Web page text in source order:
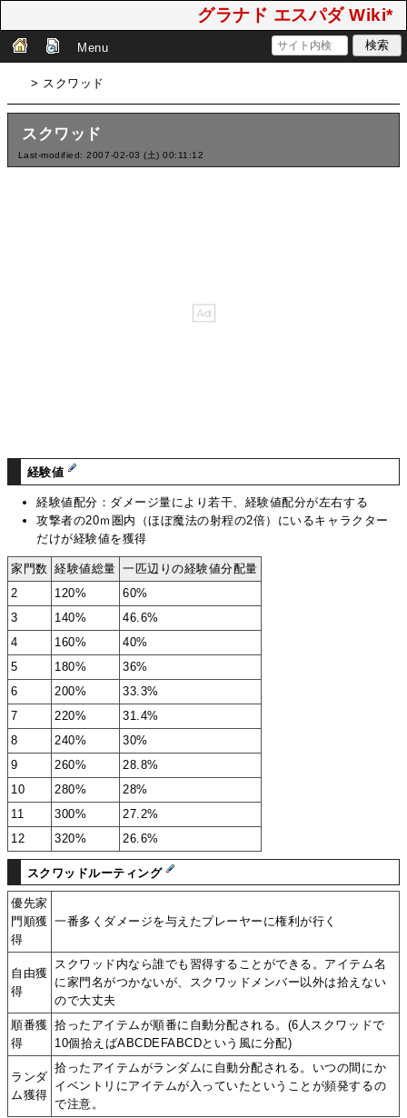
グラナド エスパダ Wiki*
Menu
> スクワッド
スクワッド
Last-modified: 2007-02-03 (土) 00:11:12
経験値
経験値配分：ダメージ量により若干、経験値配分が左右する
攻撃者の20ｍ圏内（ほぼ魔法の射程の2倍）にいるキャラクター
だけが経験値を獲得
家門数 経験値総量 一匹辺りの経験値分配量
2
120%
60%
3
140%
46.6%
4
160%
40%
5
180%
36%
6
200%
33.3%
7
220%
31.4%
8
240%
30%
9
260%
28.8%
10
280%
28%
11
300%
27.2%
12
320% 26.6%
スクワッドルーティング
優先家
門順獲
得
一番多くダメージを与えたプレーヤーに権利が行く
自由獲
得
スクワッド内なら誰でも習得することができる。アイテム名
に家門名がつかないが、スクワッドメンバー以外は拾えない
ので大丈夫
順番獲
得
拾ったアイテムが順番に自動分配される。(6人スクワッドで
10個拾えばABCDEFABCDという風に分配)
ランダ
ム獲得
拾ったアイテムがランダムに自動分配される。いつの間にか
イベントリにアイテムが入っていたということが頻発するの
で注意。